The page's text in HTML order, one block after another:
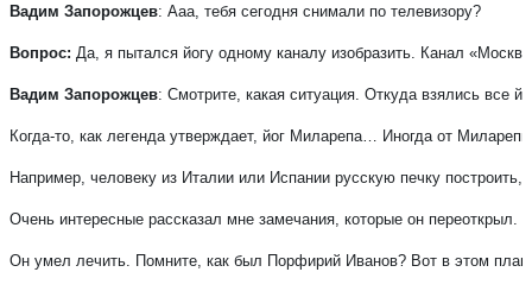
Вадим Запорожцев: Ааа, тебя сегодня снимали по телевизору?
Вопрос: Да, я пытался йогу одному каналу изобразить. Канал
Вадим Запорожцев: Смотрите, какая ситуация. Откуда взялись все
Когда-то, как легенда утверждает, йог Миларепа… Иногда от
Например, человеку из Италии или Испании русскую печку
Очень интересные рассказал мне замечания, которые он
Он умел лечить. Помните, как был Порфирий Иванов? Вот в этом